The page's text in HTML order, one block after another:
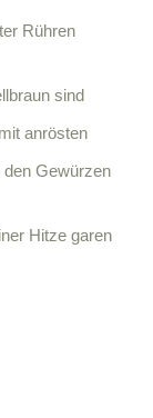
Rühren
sind
anrösten
Gewürzen
Hitze garen